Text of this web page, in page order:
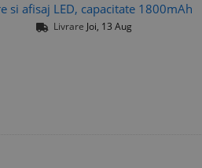
si afisaj LED, capacitate 1800mAh
Livrare Joi, 13 Aug